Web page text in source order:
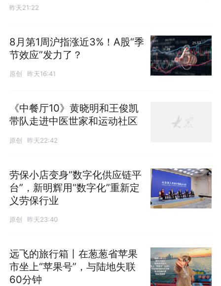
昨天21:22
8月第1周沪指涨近3%！A股“季
节效应”发力了？
原创 昨天16:41
《中餐厅10》黄晓明和王俊凯
带队走进中医世家和运动社区
原创 昨天22:42
劳保小店变身“数字化供应链平
台”，新明辉用“数字化”重新定
义劳保行业
原创 昨天23:40
远飞的旅行箱丨在葱葱省苹果
市坐上“苹果号”，与陆地失联
60分钟